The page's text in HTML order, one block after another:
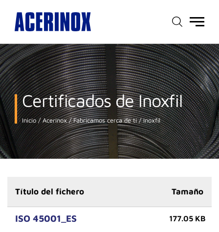
Menú
Certificados de Inoxfil
Inicio Acerinox Fabricamos cerca de ti Inoxfil
Título del fichero Tamaño
ISO 45001_ES 177.05 KB